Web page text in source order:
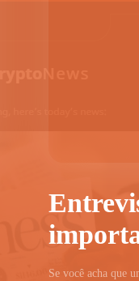
Se você acha que